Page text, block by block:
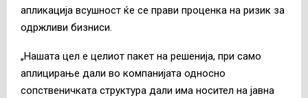
апликација всушност ќе се прави проценка на ризик за
одржливи бизниси.
„Нашата цел е целиот пакет на решенија, при само
аплицирање дали во компанијата односно
сопственичката структура дали има носител на јавна